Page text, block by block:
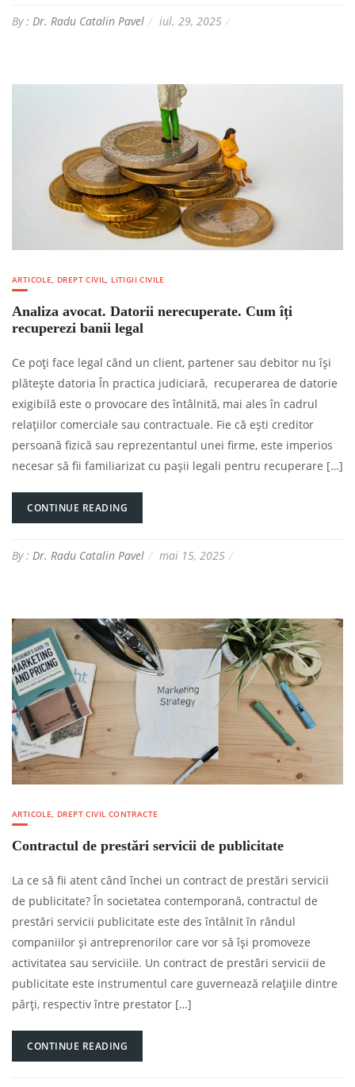
By : Dr. Radu Catalin Pavel iul. 29, 2025
ARTICOLE, DREPT CIVIL, LITIGII CIVILE
Analiza avocat. Datorii nerecuperate. Cum îți
recuperezi banii legal
Ce poți face legal când un client, partener sau debitor nu își
plătește datoria În practica judiciară, recuperarea de datorie
exigibilă este o provocare des întâlnită, mai ales în cadrul
relațiilor comerciale sau contractuale. Fie că ești creditor
persoană fizică sau reprezentantul unei firme, este imperios
necesar să fii familiarizat cu pașii legali pentru recuperare […]
CONTINUE READING
By : Dr. Radu Catalin Pavel mai 15, 2025
ARTICOLE, DREPT CIVIL CONTRACTE
Contractul de prestări servicii de publicitate
La ce să fii atent când închei un contract de prestări servicii
de publicitate? În societatea contemporană, contractul de
prestări servicii publicitate este des întâlnit în rândul
companiilor și antreprenorilor care vor să își promoveze
activitatea sau serviciile. Un contract de prestări servicii de
publicitate este instrumentul care guvernează relațiile dintre
părți, respectiv între prestator […]
CONTINUE READING